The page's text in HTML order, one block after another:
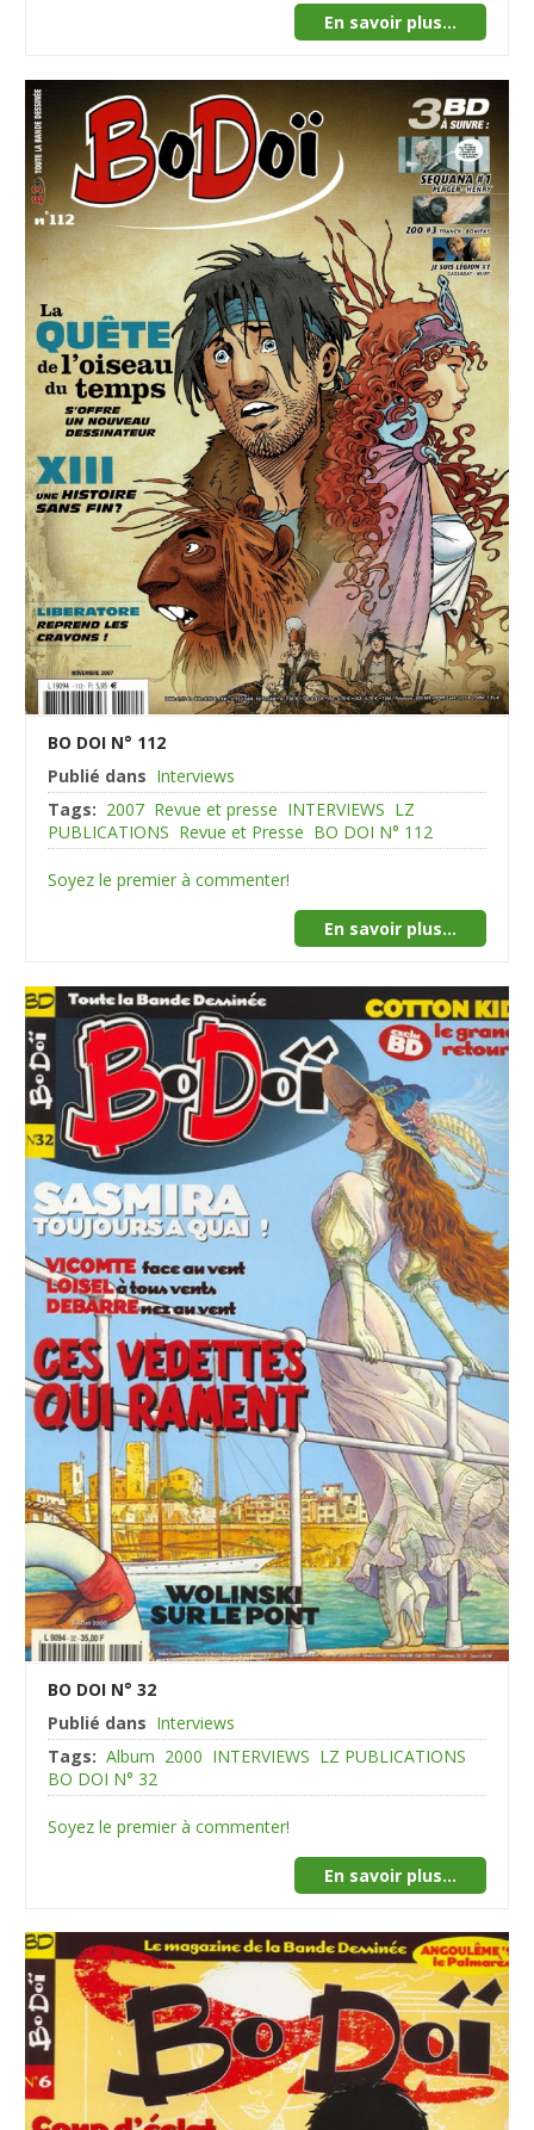
En savoir plus...
BO DOI N° 112
Publié dans Interviews
Tags: 2007 Revue et presse INTERVIEWS LZ
PUBLICATIONS Revue et Presse BO DOI N° 112
Soyez le premier à commenter!
En savoir plus...
BO DOI N° 32
Publié dans Interviews
Tags: Album 2000 INTERVIEWS LZ PUBLICATIONS
BO DOI N° 32
Soyez le premier à commenter!
En savoir plus...